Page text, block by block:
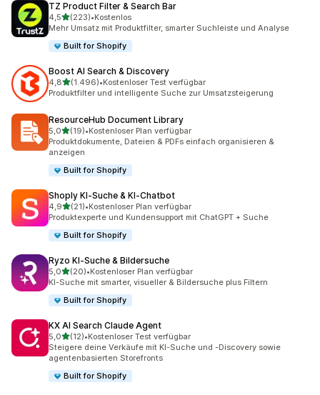
TZ Product Filter & Search Bar
4,5von 5 Sternen
(223)
223 Rezensionen insgesamt
•Kostenlos
Mehr Umsatz mit Produktfilter, smarter Suchleiste und Analyse
Built for Shopify
Boost AI Search & Discovery
4,8von 5 Sternen
(1.496)
1496 Rezensionen insgesamt
•Kostenloser Test verfügbar
Produktfilter und intelligente Suche zur Umsatzsteigerung
ResourceHub Document Library
5,0von 5 Sternen
(19)
19 Rezensionen insgesamt
•Kostenloser Plan verfügbar
Produktdokumente, Dateien & PDFs einfach organisieren &
anzeigen
Built for Shopify
Shoply KI‑Suche & KI‑Chatbot
4,9von 5 Sternen
(21)
21 Rezensionen insgesamt
•Kostenloser Plan verfügbar
Produktexperte und Kundensupport mit ChatGPT + Suche
Built for Shopify
Ryzo KI‑Suche & Bildersuche
5,0von 5 Sternen
(20)
20 Rezensionen insgesamt
•Kostenloser Plan verfügbar
KI-Suche mit smarter, visueller & Bildersuche plus Filtern
Built for Shopify
KX AI Search Claude Agent
5,0von 5 Sternen
(12)
12 Rezensionen insgesamt
•Kostenloser Test verfügbar
Steigere deine Verkäufe mit KI-Suche und -Discovery sowie
agentenbasierten Storefronts
Built for Shopify